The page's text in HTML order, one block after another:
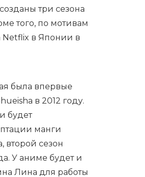
три сезона
того, по мотивам
Netflix в Японии в
была впервые
в 2012 году.
будет
манги
второй сезон
У аниме будет и
Лина для работы